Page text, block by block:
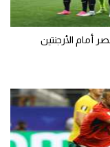
أمام الأرجنتين